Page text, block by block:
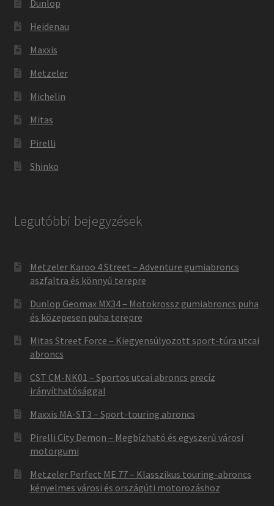
Dunlop
Heidenau
Maxxis
Metzeler
Michelin
Mitas
Pirelli
Shinko
Legutóbbi bejegyzések
Metzeler Karoo 4 Street – Adventure gumiabroncs
aszfaltra és könnyű terepre
Dunlop Geomax MX34 – Motokrossz gumiabroncs puha
és közepesen puha terepre
Mitas Street Force – Kiegyensúlyozott sport-túra utcai
abroncs
CST CM-NK01 – Sportos utcai abroncs precíz
irányíthatósággal
Maxxis MA-ST3 – Sport-touring abroncs
Pirelli City Demon – Megbízható és egyszerű városi
motorgumi
Metzeler Perfect ME 77 – Klasszikus touring-abroncs
kényelmes városi és országúti motorozáshoz